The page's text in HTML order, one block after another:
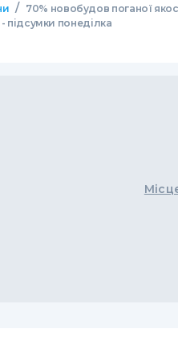
/ 70% новобудов поганої
підсумки понеділка